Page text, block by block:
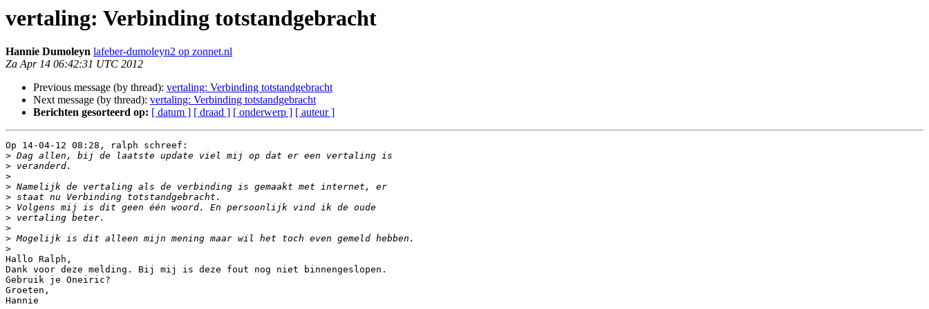
vertaling: Verbinding totstandgebracht
Hannie Dumoleyn lafeber-dumoleyn2 op zonnet.nl
Za Apr 14 06:42:31 UTC 2012
Previous message (by thread): vertaling: Verbinding totstandgebracht
Next message (by thread): vertaling: Verbinding totstandgebracht
Berichten gesorteerd op: [ datum ] [ draad ] [ onderwerp ] [ auteur ]
Op 14-04-12 08:28, ralph schreef:
>
>
>
>
>
>
>
>
>
>
Hallo Ralph,
Dank voor deze melding. Bij mij is deze fout nog niet binnengeslopen.
Gebruik je Oneiric?
Groeten,
Hannie